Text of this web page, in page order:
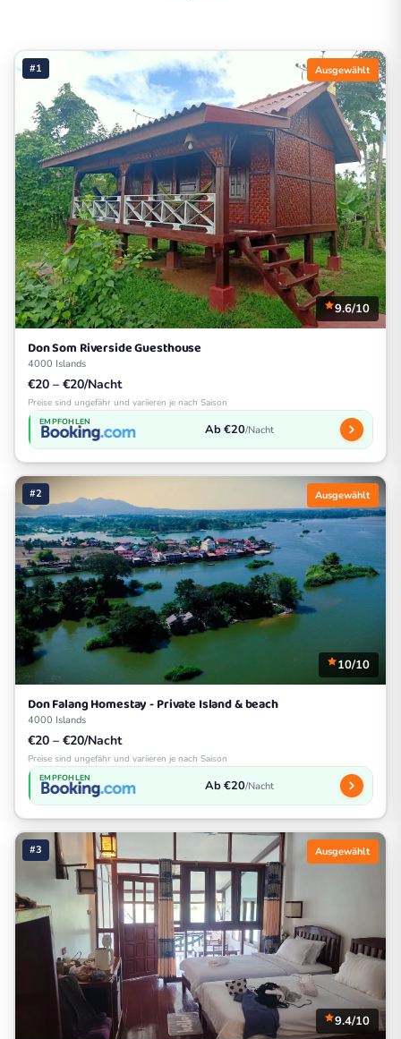
#1 Ausgewählt
9.6/10
Don Som Riverside Guesthouse
4000 Islands
€20 – €20/Nacht
Preise sind ungefähr und variieren je nach Saison
EMPFOHLEN Ab €20/Nacht
#2 Ausgewählt
10/10
Don Falang Homestay - Private Island & beach
4000 Islands
€20 – €20/Nacht
Preise sind ungefähr und variieren je nach Saison
EMPFOHLEN Ab €20/Nacht
#3 Ausgewählt
9.4/10